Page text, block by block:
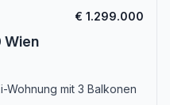
€ 1.299.000
Wien
Wohnung mit 3 Balkonen